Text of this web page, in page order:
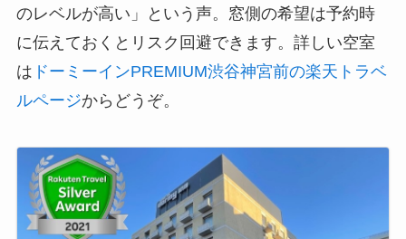
のレベルが高い」という声。窓側の希望は予約時
に伝えておくとリスク回避できます。詳しい空室
は ドーミーインPREMIUM渋谷神宮前の楽天トラベ
ルページからどうぞ。